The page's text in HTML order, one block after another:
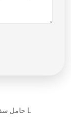
حامل سقف معدني يعمل بالطاقة الشمسية بارتفاع L